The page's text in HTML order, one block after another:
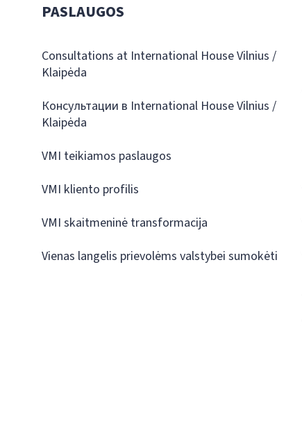
PASLAUGOS
Consultations at International House Vilnius /
Klaipėda
Консультации в International House Vilnius /
Klaipėda
VMI teikiamos paslaugos
VMI kliento profilis
VMI skaitmeninė transformacija
Vienas langelis prievolėms valstybei sumokėti